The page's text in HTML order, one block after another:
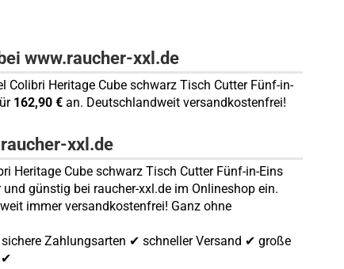
www.raucher-xxl.de
Colibri Heritage Cube schwarz Tisch Cutter Fünf-in-
162,90 € an. Deutschlandweit versandkostenfrei!
xxl.de
Heritage Cube schwarz Tisch Cutter Fünf-in-Eins
günstig bei raucher-xxl.de im Onlineshop ein.
immer versandkostenfrei! Ganz ohne
Zahlungsarten ✔ schneller Versand ✔ große
✔